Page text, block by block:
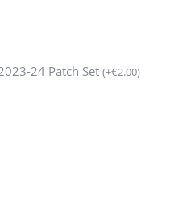
24 Patch Set (+€2.00)